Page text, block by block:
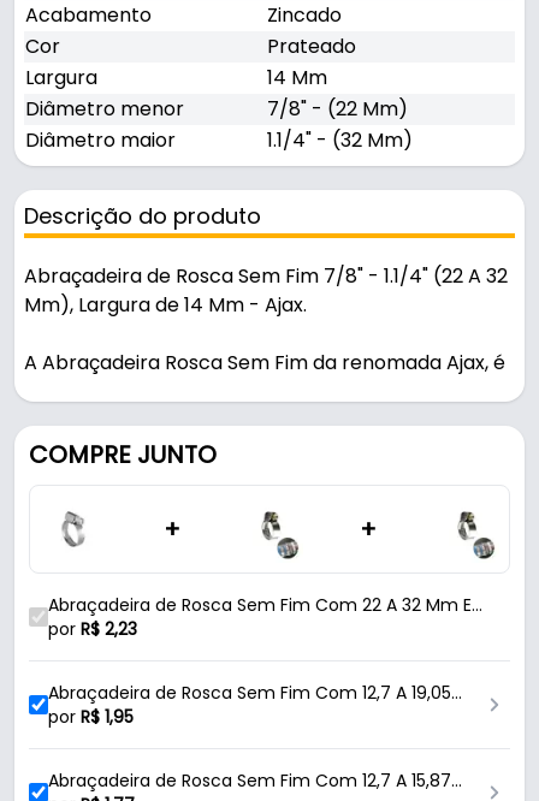
Acabamento
Zincado
Cor
Prateado
Largura
14 Mm
Diâmetro menor
7/8" - (22 Mm)
Diâmetro maior
1.1/4" - (32 Mm)
Descrição do produto
Abraçadeira de Rosca Sem Fim 7/8" - 1.1/4" (22 A 32
Mm), Largura de 14 Mm - Ajax.
A Abraçadeira Rosca Sem Fim da renomada Ajax, é
diversas aplicações. Feita em aço carbonizado e
com acabamento zincado de alta qualidade, ela
oferece resistência à oxidação, garantindo
durabilidade e desempenho consistentes ao longo
do tempo. Com um sistema de aperto por rosca
sem fim, essa abraçadeira proporciona um ajuste
preciso e seguro, garantindo uma vedação
eficiente. Sua largura de 14 mm permite que seja
abraçadeira proporciona uma regulagem de no
mínimo 22 mm (7/8") até o diâmetro máximo de 32
para mangueiras, cabos e outros componentes, a
COMPRE JUNTO
+ +
Abraçadeira de Rosca Sem Fim Com 22 A 32 Mm E
Largura de 14 Mm Para Mangueira Ajax
por R$ 2,23
Abraçadeira de Rosca Sem Fim Com 12,7 A 19,05
Mm E Largura de 9 Mm Para Mangueira Beltools
por R$ 1,95
Abraçadeira de Rosca Sem Fim Com 12,7 A 15,87